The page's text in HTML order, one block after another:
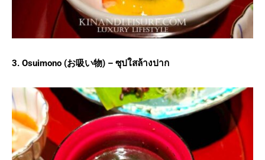
3. Osuimono (お吸い物) – ซุปใสล้างปาก